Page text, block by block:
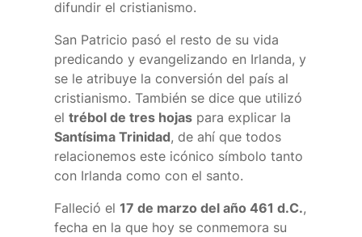
difundir el cristianismo.
San Patricio pasó el resto de su vida
predicando y evangelizando en Irlanda, y
se le atribuye la conversión del país al
cristianismo. También se dice que utilizó
eltrébol de tres hojas para explicar la
Santísima Trinidad, de ahí que todos
relacionemos este icónico símbolo tanto
con Irlanda como con el santo.
Falleció el17 de marzo del año 461 d.C.,
fecha en la que hoy se conmemora su